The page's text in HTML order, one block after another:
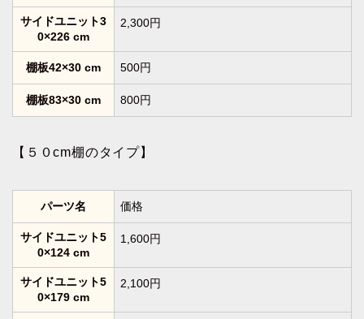
サイドユニット3
0×226 cm
2,300円
棚板42×30 cm 500円
棚板83×30 cm 800円
【５０cm棚のタイプ】
パーツ名 価格
サイドユニット5
0×124 cm
1,600円
サイドユニット5
0×179 cm
2,100円